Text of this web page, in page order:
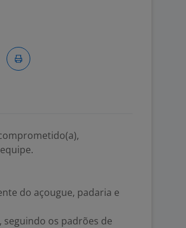
do açougue, padaria e
os padrões de